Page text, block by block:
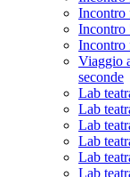
Incontro
Incontro
Incontro
Viaggio
seconde
Lab
Lab
Lab
Lab
Lab
Lab